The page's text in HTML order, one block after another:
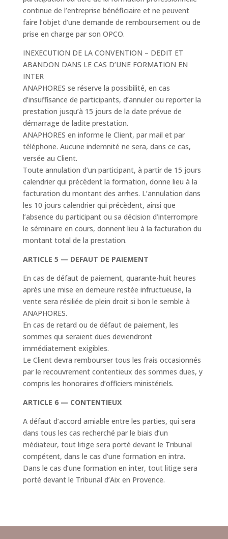
continue de l’entreprise bénéficiaire et ne peuvent
faire l’objet d’une demande de remboursement ou de
prise en charge par son OPCO.
INEXECUTION DE LA CONVENTION – DEDIT ET
ABANDON DANS LE CAS D’UNE FORMATION EN
INTER
ANAPHORES se réserve la possibilité, en cas
d’insuffisance de participants, d’annuler ou reporter la
prestation jusqu’à 15 jours de la date prévue de
démarrage de ladite prestation.
ANAPHORES en informe le Client, par mail et par
téléphone. Aucune indemnité ne sera, dans ce cas,
versée au Client.
Toute annulation d’un participant, à partir de 15 jours
calendrier qui précèdent la formation, donne lieu à la
facturation du montant des arrhes. L’annulation dans
les 10 jours calendrier qui précèdent, ainsi que
l’absence du participant ou sa décision d’interrompre
le séminaire en cours, donnent lieu à la facturation du
montant total de la prestation.
ARTICLE 5 — DEFAUT DE PAIEMENT
En cas de défaut de paiement, quarante-huit heures
après une mise en demeure restée infructueuse, la
vente sera résiliée de plein droit si bon le semble à
ANAPHORES.
En cas de retard ou de défaut de paiement, les
sommes qui seraient dues deviendront
immédiatement exigibles.
Le Client devra rembourser tous les frais occasionnés
par le recouvrement contentieux des sommes dues, y
compris les honoraires d’officiers ministériels.
ARTICLE 6 — CONTENTIEUX
A défaut d’accord amiable entre les parties, qui sera
dans tous les cas recherché par le biais d’un
médiateur, tout litige sera porté devant le Tribunal
compétent, dans le cas d’une formation en intra.
Dans le cas d’une formation en inter, tout litige sera
porté devant le Tribunal d’Aix en Provence.